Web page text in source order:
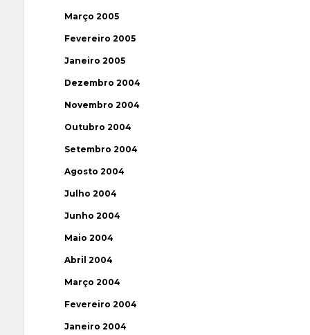
Março 2005
Fevereiro 2005
Janeiro 2005
Dezembro 2004
Novembro 2004
Outubro 2004
Setembro 2004
Agosto 2004
Julho 2004
Junho 2004
Maio 2004
Abril 2004
Março 2004
Fevereiro 2004
Janeiro 2004